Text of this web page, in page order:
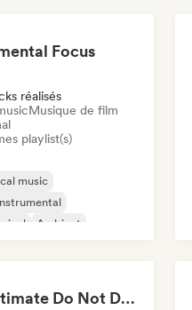
Focus
réalisés
Musique de film
playlist(s)
music
Ambient
The Ultimate Do Not Disturb Playlist 🔕 Neo-Classical & Ambient Piano